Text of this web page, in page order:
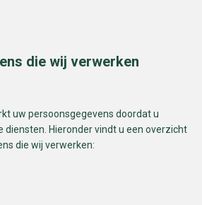
die wij verwerken
uw persoonsgegevens doordat u
diensten. Hieronder vindt u een overzicht
die wij verwerken: